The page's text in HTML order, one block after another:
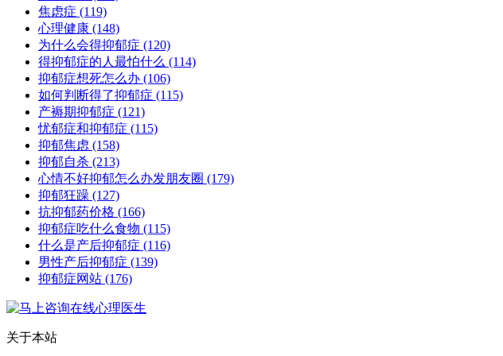
焦虑症 (119)
心理健康 (148)
为什么会得抑郁症 (120)
得抑郁症的人最怕什么 (114)
抑郁症想死怎么办 (106)
如何判断得了抑郁症 (115)
产褥期抑郁症 (121)
忧郁症和抑郁症 (115)
抑郁焦虑 (158)
抑郁自杀 (213)
心情不好抑郁怎么办发朋友圈 (179)
抑郁狂躁 (127)
抗抑郁药价格 (166)
抑郁症吃什么食物 (115)
什么是产后抑郁症 (116)
男性产后抑郁症 (139)
抑郁症网站 (176)
关于本站